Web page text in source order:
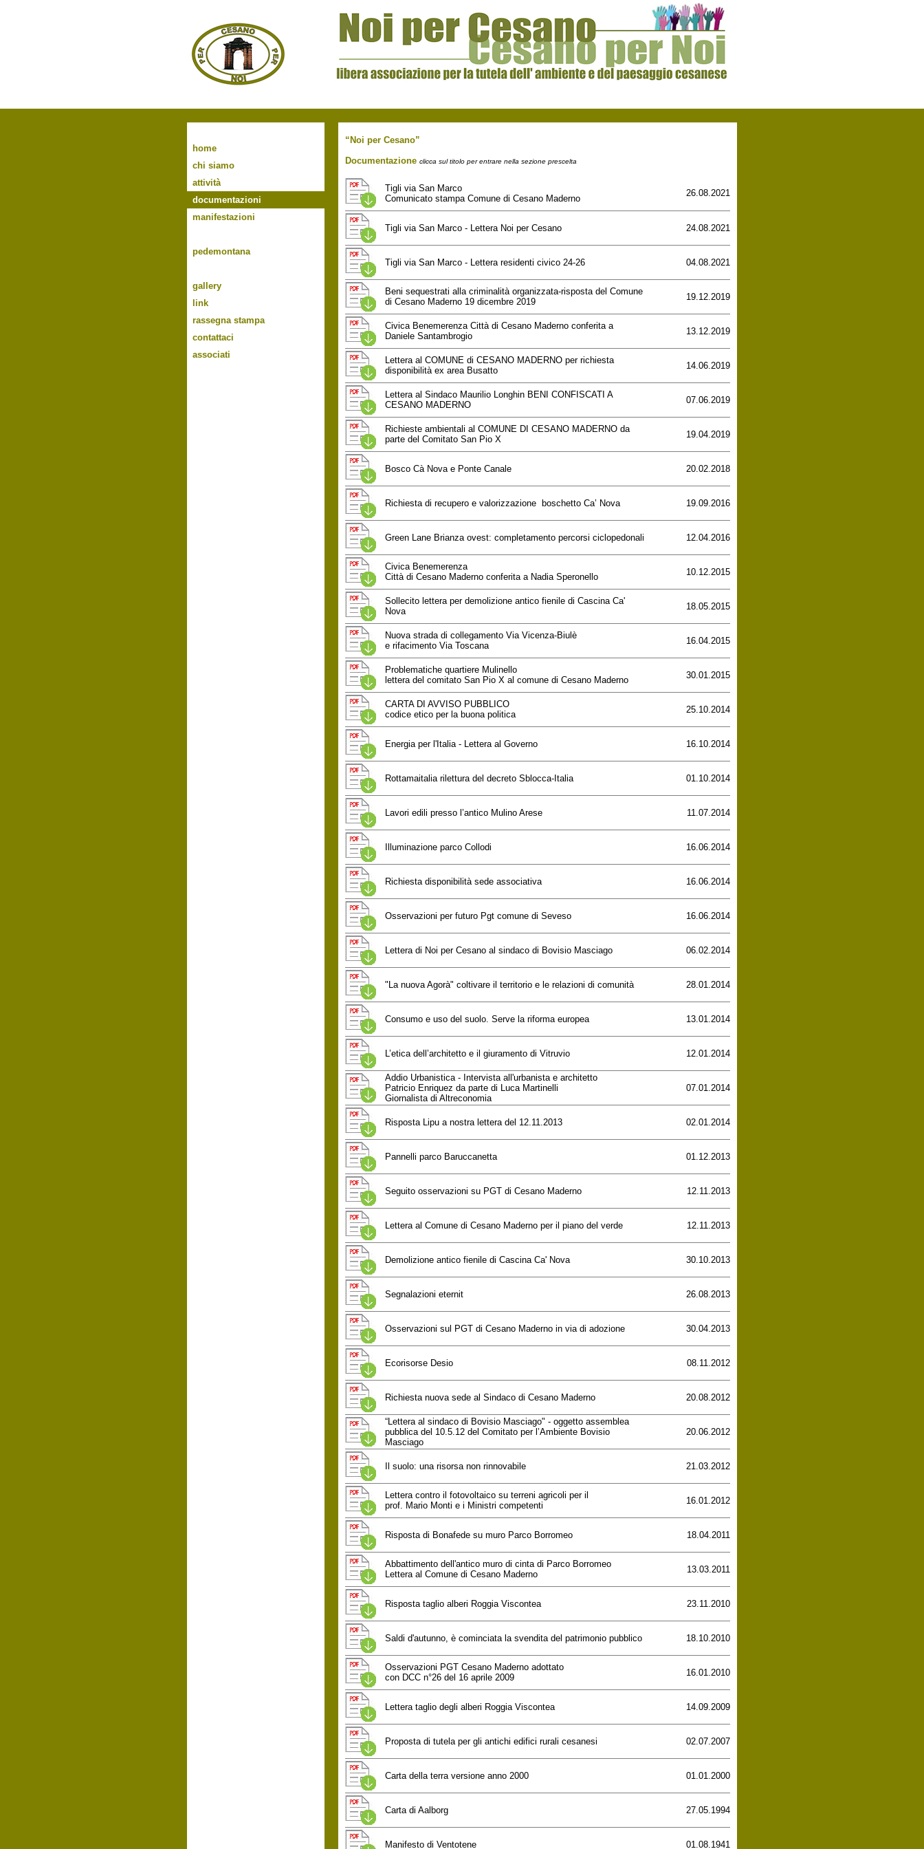
home
chi siamo
attività
documentazioni
manifestazioni
pedemontana
gallery
link
rassegna stampa
contattaci
associati
“Noi per Cesano”
Documentazione clicca sul titolo per entrare nella sezione prescelta
Tigli via San Marco
Comunicato stampa Comune di Cesano Maderno
26.08.2021
Tigli via San Marco - Lettera Noi per Cesano 24.08.2021
Tigli via San Marco - Lettera residenti civico 24-26 04.08.2021
Beni sequestrati alla criminalità organizzata-risposta del Comune
di Cesano Maderno 19 dicembre 2019
19.12.2019
Civica Benemerenza Città di Cesano Maderno conferita a
Daniele Santambrogio
13.12.2019
Lettera al COMUNE di CESANO MADERNO per richiesta
disponibilità ex area Busatto
14.06.2019
Lettera al Sindaco Maurilio Longhin BENI CONFISCATI A
CESANO MADERNO
07.06.2019
Richieste ambientali al COMUNE DI CESANO MADERNO da
parte del Comitato San Pio X
19.04.2019
Bosco Cà Nova e Ponte Canale 20.02.2018
Richiesta di recupero e valorizzazione boschetto Ca’ Nova 19.09.2016
Green Lane Brianza ovest: completamento percorsi ciclopedonali 12.04.2016
Civica Benemerenza
Città di Cesano Maderno conferita a Nadia Speronello
10.12.2015
Sollecito lettera per demolizione antico fienile di Cascina Ca'
Nova
18.05.2015
Nuova strada di collegamento Via Vicenza-Biulè
e rifacimento Via Toscana
16.04.2015
Problematiche quartiere Mulinello
lettera del comitato San Pio X al comune di Cesano Maderno
30.01.2015
CARTA DI AVVISO PUBBLICO
codice etico per la buona politica
25.10.2014
Energia per l'Italia - Lettera al Governo 16.10.2014
Rottamaitalia rilettura del decreto Sblocca-Italia 01.10.2014
Lavori edili presso l’antico Mulino Arese 11.07.2014
Illuminazione parco Collodi 16.06.2014
Richiesta disponibilità sede associativa 16.06.2014
Osservazioni per futuro Pgt comune di Seveso 16.06.2014
Lettera di Noi per Cesano al sindaco di Bovisio Masciago 06.02.2014
"La nuova Agorà" coltivare il territorio e le relazioni di comunità 28.01.2014
Consumo e uso del suolo. Serve la riforma europea 13.01.2014
L’etica dell’architetto e il giuramento di Vitruvio 12.01.2014
Addio Urbanistica - Intervista all'urbanista e architetto
Patricio Enriquez da parte di Luca Martinelli
Giornalista di Altreconomia
07.01.2014
Risposta Lipu a nostra lettera del 12.11.2013 02.01.2014
Pannelli parco Baruccanetta 01.12.2013
Seguito osservazioni su PGT di Cesano Maderno 12.11.2013
Lettera al Comune di Cesano Maderno per il piano del verde 12.11.2013
Demolizione antico fienile di Cascina Ca' Nova 30.10.2013
Segnalazioni eternit 26.08.2013
Osservazioni sul PGT di Cesano Maderno in via di adozione 30.04.2013
Ecorisorse Desio 08.11.2012
Richiesta nuova sede al Sindaco di Cesano Maderno 20.08.2012
“Lettera al sindaco di Bovisio Masciago" - oggetto assemblea
pubblica del 10.5.12 del Comitato per l’Ambiente Bovisio
Masciago
20.06.2012
Il suolo: una risorsa non rinnovabile 21.03.2012
Lettera contro il fotovoltaico su terreni agricoli per il
prof. Mario Monti e i Ministri competenti
16.01.2012
Risposta di Bonafede su muro Parco Borromeo 18.04.2011
Abbattimento dell'antico muro di cinta di Parco Borromeo
Lettera al Comune di Cesano Maderno
13.03.2011
Risposta taglio alberi Roggia Viscontea 23.11.2010
Saldi d'autunno, è cominciata la svendita del patrimonio pubblico 18.10.2010
Osservazioni PGT Cesano Maderno adottato
con DCC n°26 del 16 aprile 2009
16.01.2010
Lettera taglio degli alberi Roggia Viscontea 14.09.2009
Proposta di tutela per gli antichi edifici rurali cesanesi 02.07.2007
Carta della terra versione anno 2000 01.01.2000
Carta di Aalborg 27.05.1994
Manifesto di Ventotene 01.08.1941